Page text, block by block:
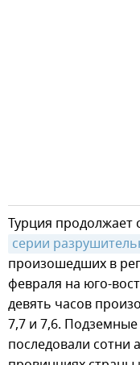
Турция продолжает
серии
произошедших в
февраля на юго-
девять часов
7,7 и 7,6.
последовали